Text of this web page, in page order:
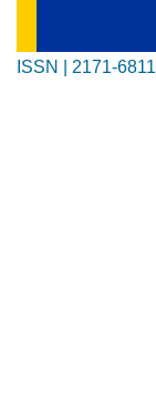
ISSN | 2171-6811